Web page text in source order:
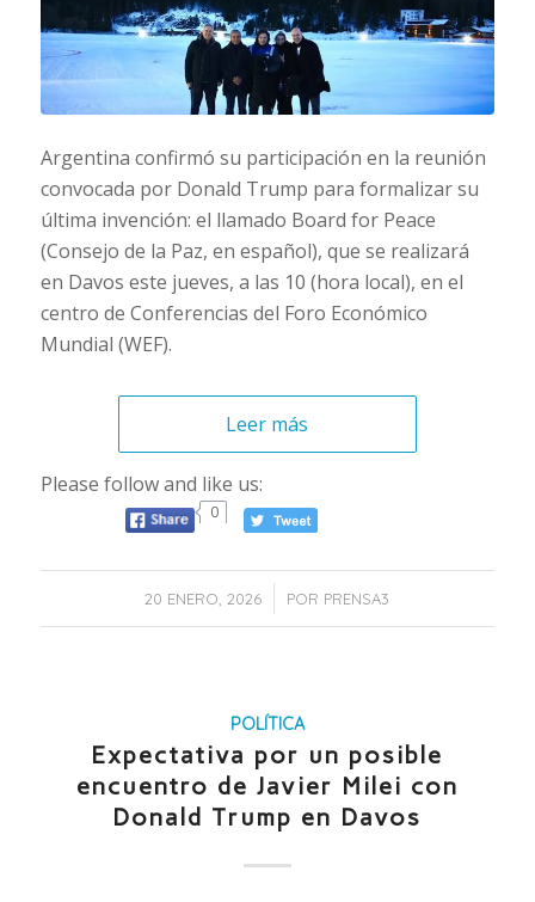
Argentina confirmó su participación en la reunión
convocada por Donald Trump para formalizar su
última invención: el llamado Board for Peace
(Consejo de la Paz, en español), que se realizará
en Davos este jueves, a las 10 (hora local), en el
centro de Conferencias del Foro Económico
Mundial (WEF).
Leer más
Please follow and like us:
0
20 ENERO, 2026
/ POR PRENSA3
POLÍTICA
Expectativa por un posible
encuentro de Javier Milei con
Donald Trump en Davos